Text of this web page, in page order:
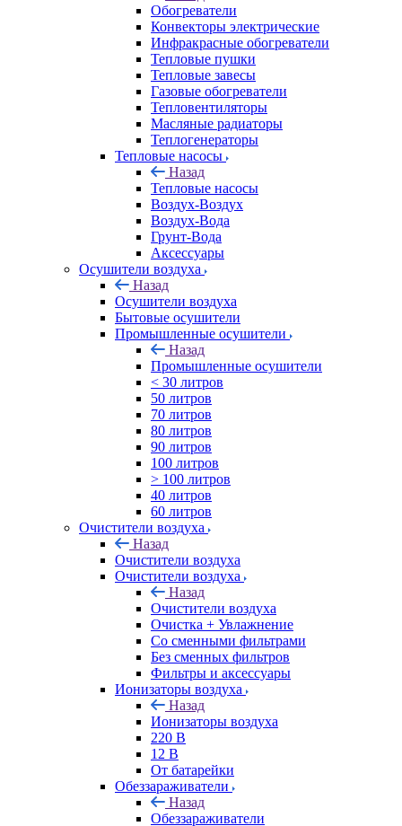
Обогреватели
Конвекторы электрические
Инфракрасные обогреватели
Тепловые пушки
Тепловые завесы
Газовые обогреватели
Тепловентиляторы
Масляные радиаторы
Теплогенераторы
Тепловые насосы
Назад
Тепловые насосы
Воздух-Воздух
Воздух-Вода
Грунт-Вода
Аксессуары
Осушители воздуха
Назад
Осушители воздуха
Бытовые осушители
Промышленные осушители
Назад
Промышленные осушители
< 30 литров
50 литров
70 литров
80 литров
90 литров
100 литров
> 100 литров
40 литров
60 литров
Очистители воздуха
Назад
Очистители воздуха
Очистители воздуха
Назад
Очистители воздуха
Очистка + Увлажнение
Cо сменными фильтрами
Без сменных фильтров
Фильтры и аксессуары
Ионизаторы воздуха
Назад
Ионизаторы воздуха
220 В
12 В
От батарейки
Обеззараживатели
Назад
Обеззараживатели